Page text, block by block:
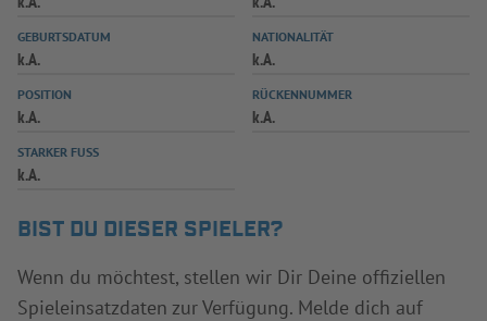
SPIELPLUS
GEBURTSDATUM
k.A.
NATIONALITÄT
k.A.
POSITION
k.A.
RÜCKENNUMMER
k.A.
STARKER FUSS
k.A.
BIST DU DIESER SPIELER?
Wenn du möchtest, stellen wir Dir Deine offiziellen
Spieleinsatzdaten zur Verfügung. Melde dich auf